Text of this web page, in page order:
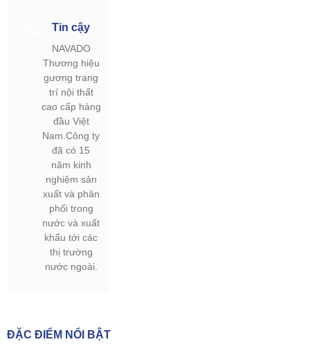
Tin cậy
NAVADO
Thương hiệu
gương trang
trí nội thất
cao cấp hàng
đầu Việt
Nam.Công ty
đã có 15
năm kinh
nghiệm sản
xuất và phân
phối trong
nước và xuất
khẩu tới các
thị trường
nước ngoài.
ĐẶC ĐIỂM NỔI BẬT